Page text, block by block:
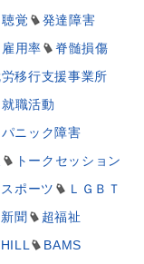
聴覚
発達障害
用率
脊髄損傷
移行支援事業所
就職活動
パニック障害
トークセッション
スポーツ
ＬＧＢＴ
聞
超福祉
BAMS